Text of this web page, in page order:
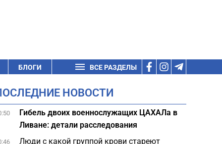
БЛОГИ ВСЕ РАЗДЕЛЫ
НОВОСТИ
Гибель двоих военнослужащих ЦАХАЛа в
Ливане: детали расследования
Люди с какой группой крови стареют